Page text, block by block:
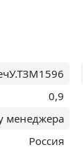
0,9
менеджера
Россия